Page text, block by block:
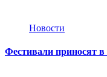
Новости
Фестивали приносят